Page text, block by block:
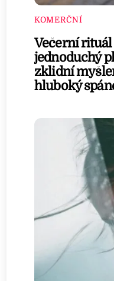
KOMERČNÍ
Večerní rituál
jednoduchý
zklidní
hluboký